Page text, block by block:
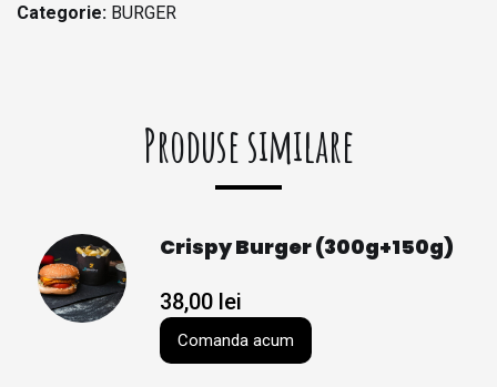
Categorie: BURGER
Produse similare
Crispy Burger (300g+150g)
38,00 lei
Comanda acum